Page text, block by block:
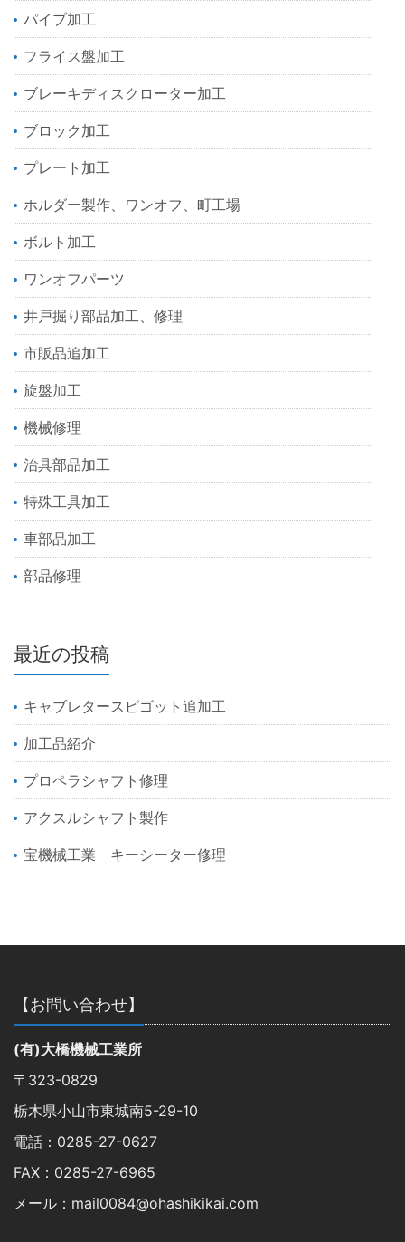
パイプ加工
フライス盤加工
ブレーキディスクローター加工
ブロック加工
プレート加工
ホルダー製作、ワンオフ、町工場
ボルト加工
ワンオフパーツ
井戸掘り部品加工、修理
市販品追加工
旋盤加工
機械修理
治具部品加工
特殊工具加工
車部品加工
部品修理
最近の投稿
キャブレタースピゴット追加工
加工品紹介
プロペラシャフト修理
アクスルシャフト製作
宝機械工業 キーシーター修理
【お問い合わせ】
(有)大橋機械工業所
〒323-0829
栃木県小山市東城南5-29-10
電話：0285-27-0627
FAX：0285-27-6965
メール：mail0084@ohashikikai.com